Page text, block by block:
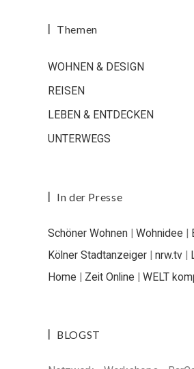
Themen
WOHNEN & DESIGN
REISEN
LEBEN & ENTDECKEN
UNTERWEGS
In der Presse
Schöner Wohnen | Wohnidee |
Kölner Stadtanzeiger | nrw.tv |
Home | Zeit Online | WELT
BLOGST